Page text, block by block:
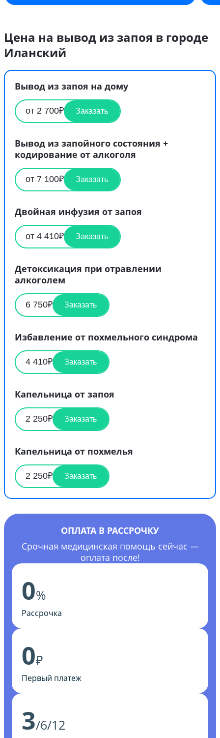
Цена на вывод из запоя в городе
Иланский
Вывод из запоя на дому
от 2 700₽ Заказать
Вывод из запойного состояния +
кодирование от алкоголя
от 7 100₽ Заказать
Двойная инфузия от запоя
от 4 410₽ Заказать
Детоксикация при отравлении
алкоголем
6 750₽ Заказать
Избавление от похмельного синдрома
4 410₽ Заказать
Капельница от запоя
2 250₽ Заказать
Капельница от похмелья
2 250₽ Заказать
ОПЛАТА В РАССРОЧКУ
Срочная медицинская помощь сейчас —
оплата после!
0%
Рассрочка
0₽
Первый платеж
3/6/12